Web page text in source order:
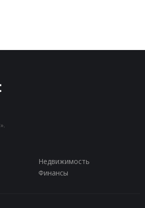
Недвижимость
Финансы